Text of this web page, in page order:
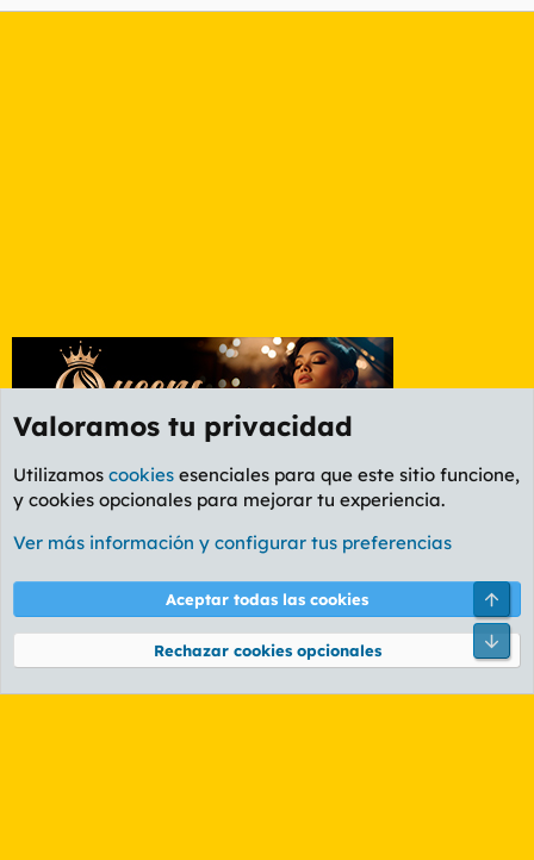
Etiquetas
Cookies
PL OLDSTYLE AMARILLO
Términos y reglas Política de privacidad Ayuda
Community platform by XenForo® © 2010-2026 XenForo Ltd.
Valoramos tu privacidad
Utilizamos cookies esenciales para que este sitio funcione,
y cookies opcionales para mejorar tu experiencia.
Ver más información y configurar tus preferencias
Aceptar todas las cookies
Rechazar cookies opcionales
Pie